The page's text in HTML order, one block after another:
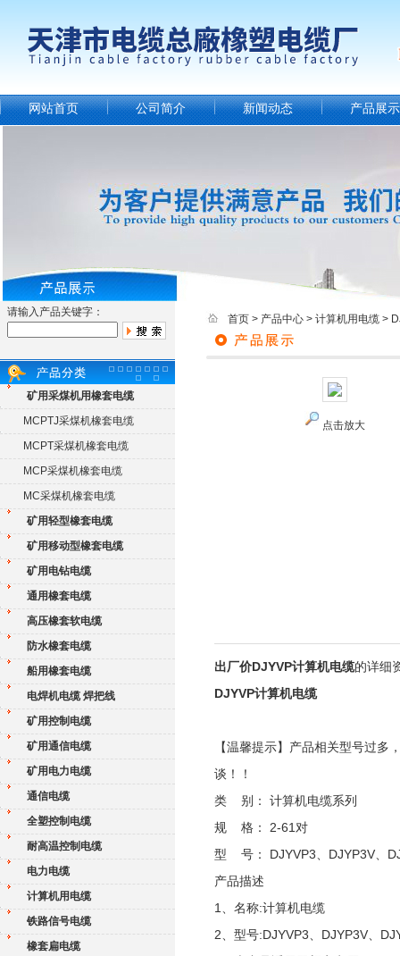
网站首页 公司简介 新闻动态 产品展示
请输入产品关键字：
矿用采煤机用橡套电缆
MCPTJ采煤机橡套电缆
MCPT采煤机橡套电缆
MCP采煤机橡套电缆
MC采煤机橡套电缆
矿用轻型橡套电缆
矿用移动型橡套电缆
矿用电钻电缆
通用橡套电缆
高压橡套软电缆
防水橡套电缆
船用橡套电缆
电焊机电缆 焊把线
矿用控制电缆
矿用通信电缆
矿用电力电缆
通信电缆
全塑控制电缆
耐高温控制电缆
电力电缆
计算机用电缆
铁路信号电缆
橡套扁电缆
首页 > 产品中心 > 计算机用电缆 >
点击放大
出厂价DJYVP计算机电缆的详细
DJYVP计算机电缆
【温馨提示】产品相关型号过
谈！！
类 别： 计算机电缆系列
规 格： 2-61对
型 号： DJYVP3、DJYP3V、
产品描述
1、名称:计算机电缆
2、型号:DJYVP3、DJYP3V、